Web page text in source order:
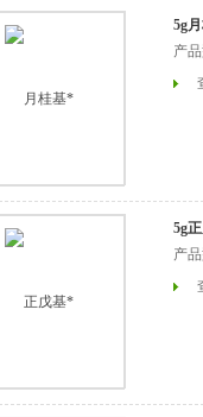
5g
产
5g
产